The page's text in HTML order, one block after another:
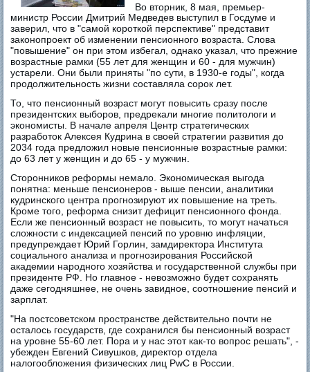
Во вторник, 8 мая, премьер-
министр России Дмитрий Медведев выступил в Госдуме и
заверил, что в "самой короткой перспективе" представит
законопроект об изменении пенсионного возраста. Слова
"повышение" он при этом избегал, однако указал, что прежние
возрастные рамки (55 лет для женщин и 60 - для мужчин)
устарели. Они были приняты "по сути, в 1930-е годы", когда
продолжительность жизни составляла сорок лет.
То, что пенсионный возраст могут повысить сразу после
президентских выборов, предрекали многие политологи и
экономисты. В начале апреля Центр стратегических
разработок Алексея Кудрина в своей стратегии развития до
2034 года предложил новые пенсионные возрастные рамки:
до 63 лет у женщин и до 65 - у мужчин.
Сторонников реформы немало. Экономическая выгода
понятна: меньше пенсионеров - выше пенсии, аналитики
кудринского центра прогнозируют их повышение на треть.
Кроме того, реформа снизит дефицит пенсионного фонда.
Если же пенсионный возраст не повысить, то могут начаться
сложности с индексацией пенсий по уровню инфляции,
предупреждает Юрий Горлин, замдиректора Института
социального анализа и прогнозирования Российской
академии народного хозяйства и государственной службы при
президенте РФ. Но главное - невозможно будет сохранять
даже сегодняшнее, не очень завидное, соотношение пенсий и
зарплат.
"На постсоветском пространстве действительно почти не
осталось государств, где сохранился бы пенсионный возраст
на уровне 55-60 лет. Пора и у нас этот как-то вопрос решать", -
убежден Евгений Сивушков, директор отдела
налогообложения физических лиц PwC в России.